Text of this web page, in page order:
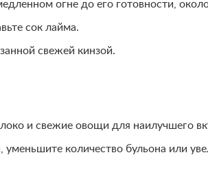
огне до его готовности,
сок лайма.
свежей кинзой.
и свежие овощи для наилучшего
уменьшите количество бульона или